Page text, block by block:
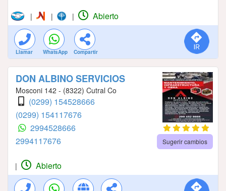
| | | Abierto
Llamar WhatsApp Compartir
DON ALBINO SERVICIOS
Mosconi 142 - (8322) Cutral Co
(0299) 154528666
(0299) 154117676
2994528666
2994117676
Sugerir cambios
| Abierto